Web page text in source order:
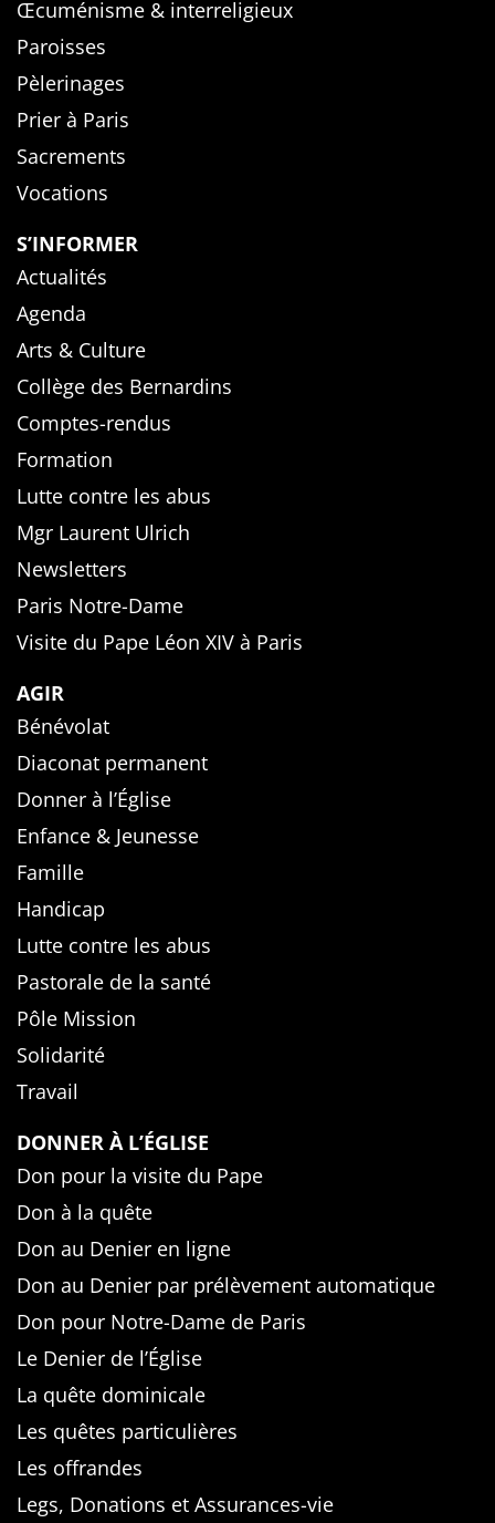
Œcuménisme & interreligieux
Paroisses
Pèlerinages
Prier à Paris
Sacrements
Vocations
S’INFORMER
Actualités
Agenda
Arts & Culture
Collège des Bernardins
Comptes-rendus
Formation
Lutte contre les abus
Mgr Laurent Ulrich
Newsletters
Paris Notre-Dame
Visite du Pape Léon XIV à Paris
AGIR
Bénévolat
Diaconat permanent
Donner à l’Église
Enfance & Jeunesse
Famille
Handicap
Lutte contre les abus
Pastorale de la santé
Pôle Mission
Solidarité
Travail
DONNER À L’ÉGLISE
Don pour la visite du Pape
Don à la quête
Don au Denier en ligne
Don au Denier par prélèvement automatique
Don pour Notre-Dame de Paris
Le Denier de l’Église
La quête dominicale
Les quêtes particulières
Les offrandes
Legs, Donations et Assurances-vie